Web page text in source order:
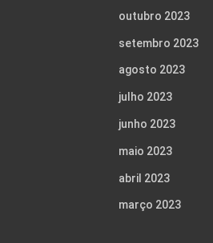
outubro 2023
setembro 2023
agosto 2023
julho 2023
junho 2023
maio 2023
abril 2023
março 2023